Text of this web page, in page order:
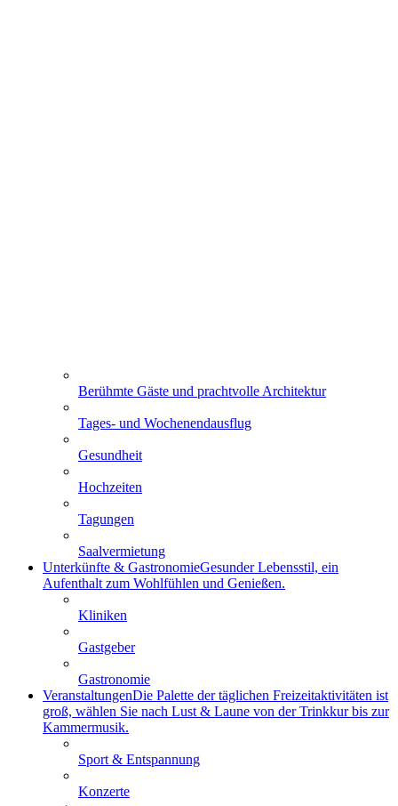
Berühmte Gäste und prachtvolle Architektur
Tages- und Wochenendausflug
Gesundheit
Hochzeiten
Tagungen
Saalvermietung
Unterkünfte & GastronomieGesunder Lebensstil, ein
Aufenthalt zum Wohlfühlen und Genießen.
Kliniken
Gastgeber
Gastronomie
VeranstaltungenDie Palette der täglichen Freizeitaktivitäten ist
groß, wählen Sie nach Lust & Laune von der Trinkkur bis zur
Kammermusik.
Sport & Entspannung
Konzerte